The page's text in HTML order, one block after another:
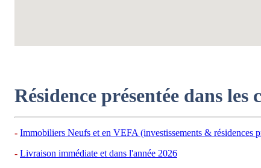
Résidence présentée dans les
Immobiliers Neufs et en VEFA (investissements & résidences
Livraison immédiate et dans l'année 2026